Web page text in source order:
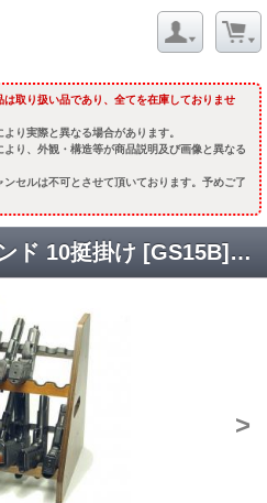
は取り扱い品であり、全てを在庫しておりませ
り実際と異なる場合があります。
より、外観・構造等が商品説明及び画像と異なる
ンセルは不可とさせて頂いております。予めご了
2段式ハンドガンスタンド 10挺掛け [GS15B] [取寄]
>